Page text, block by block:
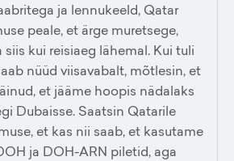
ja lennukeeld, Qatar
peale, et ärge muretsege,
kui reisiaeg lähemal. Kui tuli
nüüd viisavabalt, mõtlesin, et
et jääme hoopis nädalaks
Dubaisse. Saatsin Qatarile
et kas nii saab, et kasutame
ja DOH-ARN piletid, aga